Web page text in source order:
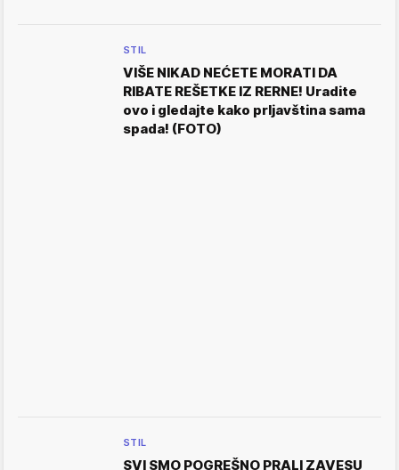
STIL
VIŠE NIKAD NEĆETE MORATI DA
RIBATE REŠETKE IZ RERNE! Uradite
ovo i gledajte kako prljavština sama
spada! (FOTO)
STIL
SVI SMO POGREŠNO PRALI ZAVESU